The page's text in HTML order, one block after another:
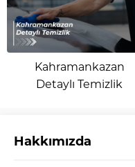
Kahramankazan
Detaylı Temizlik
Hakkımızda